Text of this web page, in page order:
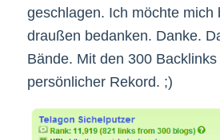
geschlagen. Ich möchte mich
draußen bedanken. Danke.
Bände. Mit den 300
persönlicher Rekord. ;)